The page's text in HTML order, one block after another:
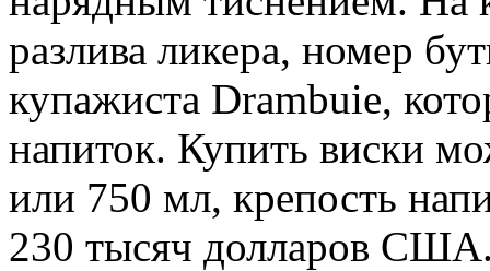
разлива ликера, номер
купажиста Drambuie,
напиток. Купить виски
или 750 мл, крепость
230 тысяч долларов